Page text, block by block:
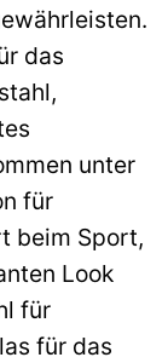
das
unter
für
beim Sport,
Look
für
für das